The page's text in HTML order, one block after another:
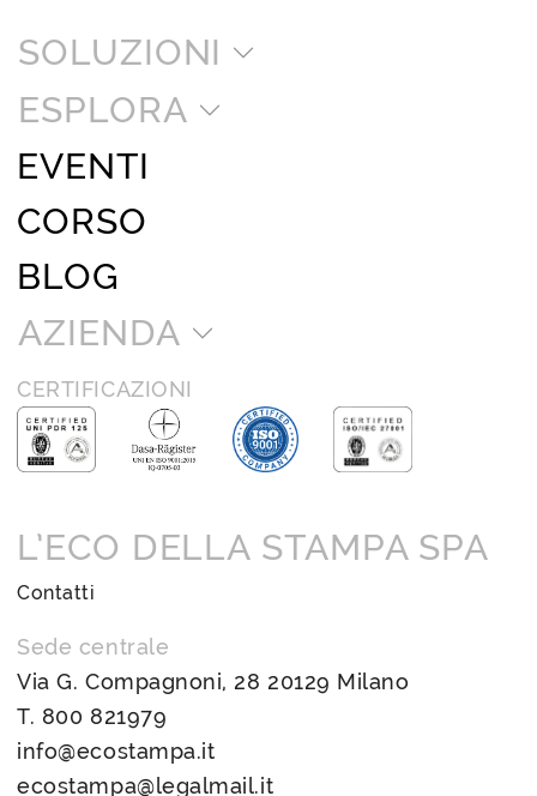
SOLUZIONI
ESPLORA
EVENTI
CORSO
BLOG
AZIENDA
CERTIFICAZIONI
L’ECO DELLA STAMPA SPA
Contatti
Sede centrale
Via G. Compagnoni, 28 20129 Milano
T. 800 821979
info@ecostampa.it
ecostampa@legalmail.it